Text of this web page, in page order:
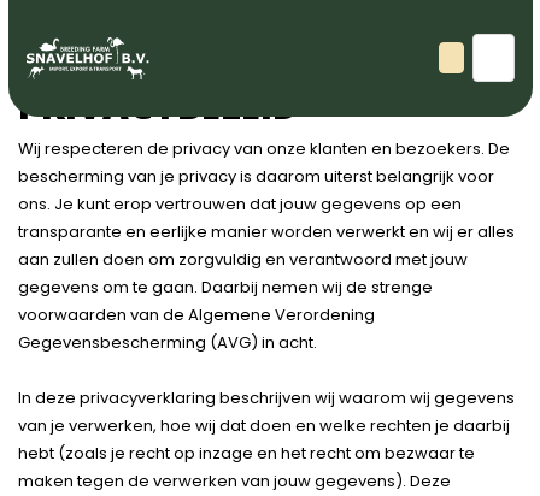
Home
PRIVACYBELEID
Wij respecteren de privacy van onze klanten en bezoekers. De
bescherming van je privacy is daarom uiterst belangrijk voor
ons. Je kunt erop vertrouwen dat jouw gegevens op een
transparante en eerlijke manier worden verwerkt en wij er alles
aan zullen doen om zorgvuldig en verantwoord met jouw
gegevens om te gaan. Daarbij nemen wij de strenge
voorwaarden van de Algemene Verordening
Gegevensbescherming (AVG) in acht.
In deze privacyverklaring beschrijven wij waarom wij gegevens
van je verwerken, hoe wij dat doen en welke rechten je daarbij
hebt (zoals je recht op inzage en het recht om bezwaar te
maken tegen de verwerken van jouw gegevens). Deze